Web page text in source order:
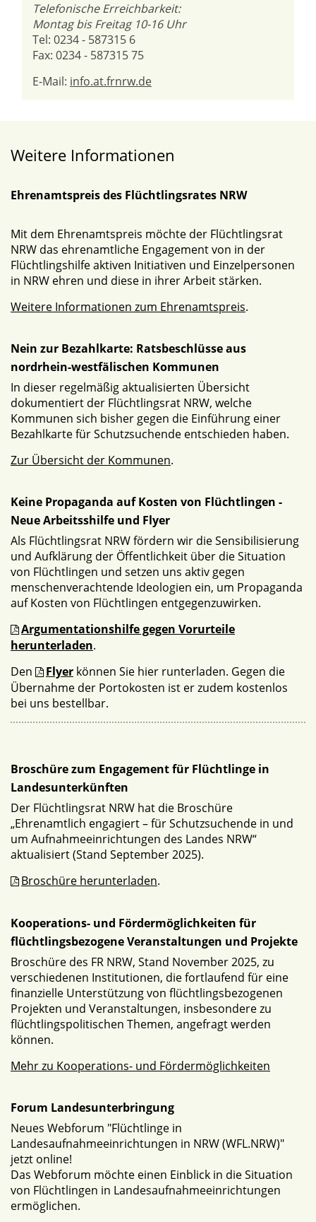
Telefonische Erreichbarkeit:
Montag bis Freitag 10-16 Uhr
Tel: 0234 - 587315 6
Fax: 0234 - 587315 75
E-Mail: info.at.frnrw.de
Weitere Informationen
Ehrenamtspreis des Flüchtlingsrates NRW
Mit dem Ehrenamtspreis möchte der Flüchtlingsrat
NRW das ehrenamtliche Engagement von in der
Flüchtlingshilfe aktiven Initiativen und Einzelpersonen
in NRW ehren und diese in ihrer Arbeit stärken.
Weitere Informationen zum Ehrenamtspreis.
Nein zur Bezahlkarte: Ratsbeschlüsse aus
nordrhein-westfälischen Kommunen
In dieser regelmäßig aktualisierten Übersicht
dokumentiert der Flüchtlingsrat NRW, welche
Kommunen sich bisher gegen die Einführung einer
Bezahlkarte für Schutzsuchende entschieden haben.
Zur Übersicht der Kommunen.
Keine Propaganda auf Kosten von Flüchtlingen -
Neue Arbeitsshilfe und Flyer
Als Flüchtlingsrat NRW fördern wir die Sensibilisierung
und Aufklärung der Öffentlichkeit über die Situation
von Flüchtlingen und setzen uns aktiv gegen
menschenverachtende Ideologien ein, um Propaganda
auf Kosten von Flüchtlingen entgegenzuwirken.
Argumentationshilfe gegen Vorurteile
herunterladen.
Den
Flyer können Sie hier runterladen. Gegen die
Übernahme der Portokosten ist er zudem kostenlos
bei uns bestellbar.
Broschüre zum Engagement für Flüchtlinge in
Landesunterkünften
Der Flüchtlingsrat NRW hat die Broschüre
„Ehrenamtlich engagiert – für Schutzsuchende in und
um Aufnahmeeinrichtungen des Landes NRW“
aktualisiert (Stand September 2025).
Broschüre herunterladen.
Kooperations- und Fördermöglichkeiten für
flüchtlingsbezogene Veranstaltungen und Projekte
Broschüre des FR NRW, Stand November 2025, zu
verschiedenen Institutionen, die fortlaufend für eine
finanzielle Unterstützung von flüchtlingsbezogenen
Projekten und Veranstaltungen, insbesondere zu
flüchtlingspolitischen Themen, angefragt werden
können.
Mehr zu Kooperations- und Fördermöglichkeiten
Forum Landesunterbringung
Neues Webforum "Flüchtlinge in
Landesaufnahmeeinrichtungen in NRW (WFL.NRW)"
jetzt online!
Das Webforum möchte einen Einblick in die Situation
von Flüchtlingen in Landesaufnahmeeinrichtungen
ermöglichen.